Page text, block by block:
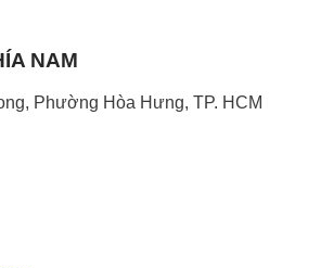
NAM
Phường Hòa Hưng, TP. HCM